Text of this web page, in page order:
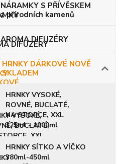
NÁRAMKY S PŘÍVĚSKEM
z přírodních kamenů
AROMA DIFUZÉRY
HRNKY DÁRKOVÉ NOVĚ
SKLADEM
HRNKY VYSOKÉ,
ROVNÉ, BUCLATÉ,
NA STOPCE, XXL
325ml - 1000ml
HRNKY SÍTKO A VÍČKO
380ml-450ml